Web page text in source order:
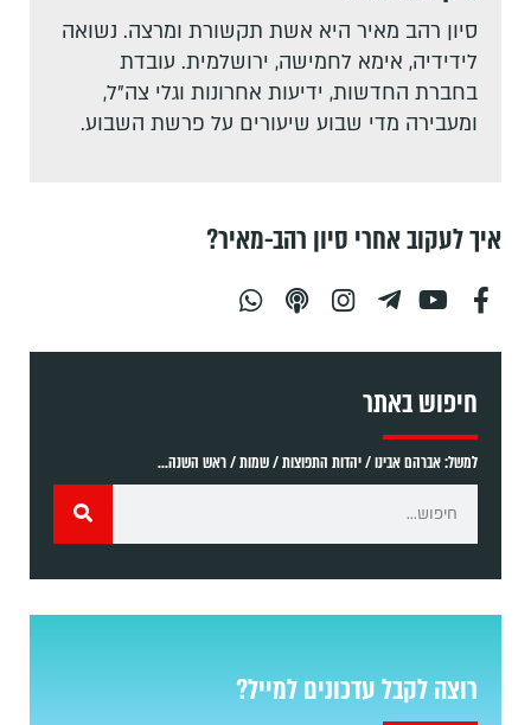
סיון רהב מאיר היא אשת תקשורת ומרצה. נשואה
לידידיה, אימא לחמישה, ירושלמית. עובדת
בחברת החדשות, ידיעות אחרונות וגלי צה"ל,
ומעבירה מדי שבוע שיעורים על פרשת השבוע.
איך לעקוב אחרי סיון רהב-מאיר?
חיפוש באתר
למשל: אברהם אבינו / יהדות התפוצות / שמות / ראש השנה...
רוצה לקבל עדכונים למייל?